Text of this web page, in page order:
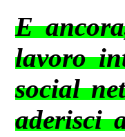
E
lavoro
social
aderisci